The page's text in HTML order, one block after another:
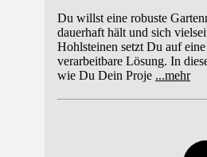
Du willst eine robuste
dauerhaft hält und sich
Hohlsteinen setzt Du auf
verarbeitbare Lösung. In
wie Du Dein Proje ...mehr